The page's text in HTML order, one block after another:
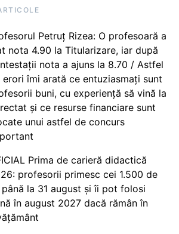
Petruț Rizea: O profesoară a
nota 4.90 la Titularizare, iar după
nota a ajuns la 8.70 / Astfel
erori îmi arată ce entuziasmați sunt
buni, cu experiență să vină la
și ce resurse financiare sunt
unui astfel de concurs
Prima de carieră didactică
profesorii primesc cei 1.500 de
până la 31 august și îi pot folosi
în august 2027 dacă rămân în